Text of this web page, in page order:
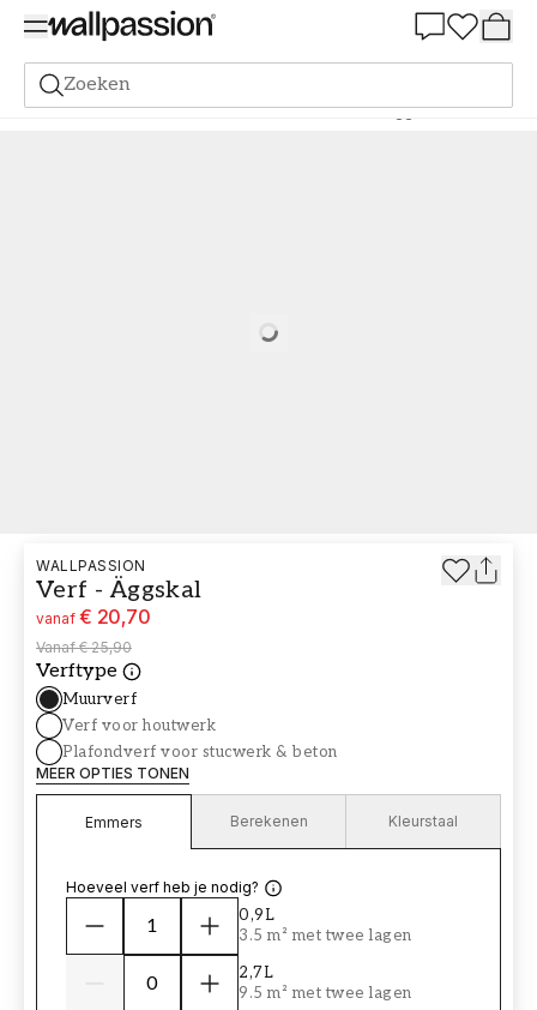
Zoeken
Verf Alle Kleuren Lichte verf Verf - Kleur W143 Äggskal
Loading…
WALLPASSION
Verf - Äggskal
vanaf € 20,70
Vanaf € 25,90
Verftype
Muurverf
Verf voor houtwerk
Plafondverf voor stucwerk & beton
MEER OPTIES TONEN
Emmers Berekenen Kleurstaal
Hoeveel verf heb je nodig?
0,9L
3.5 m² met twee lagen
2,7L
9.5 m² met twee lagen